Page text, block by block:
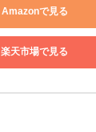
Amazonで見る
楽天市場で見る